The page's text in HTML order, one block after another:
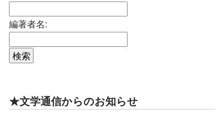
編著者名:
★文学通信からのお知らせ